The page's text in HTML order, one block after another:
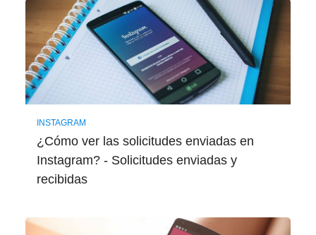
INSTAGRAM
¿Cómo ver las solicitudes enviadas en
Instagram? - Solicitudes enviadas y
recibidas